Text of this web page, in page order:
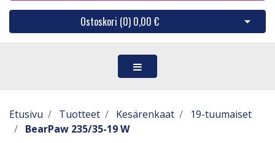
Ostoskori (0) 0,00 € Avaa
Etusivu Tuotteet Kesärenkaat
19-tuumaiset
BearPaw 235/35-19 W